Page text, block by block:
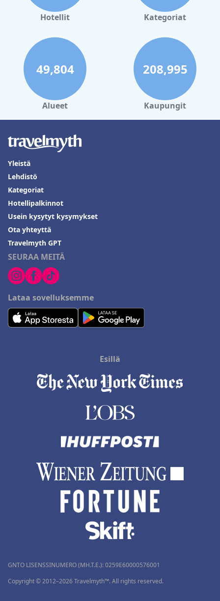
Hotellit Kategoriat
49,804
Alueet
208,995
Kaupungit
SEURAA MEITÄ
Lataa sovelluksemme
Yleistä
Lehdistö
Kategoriat
Hotellipalkinnot
Usein kysytyt kysymykset
Ota yhteyttä
Travelmyth GPT
Esillä
GNTO LISENSSINUMERO (MH.T.E.): 0259Ε60000576001
Copyright © 2012–2026 Travelmyth™. All rights reserved.